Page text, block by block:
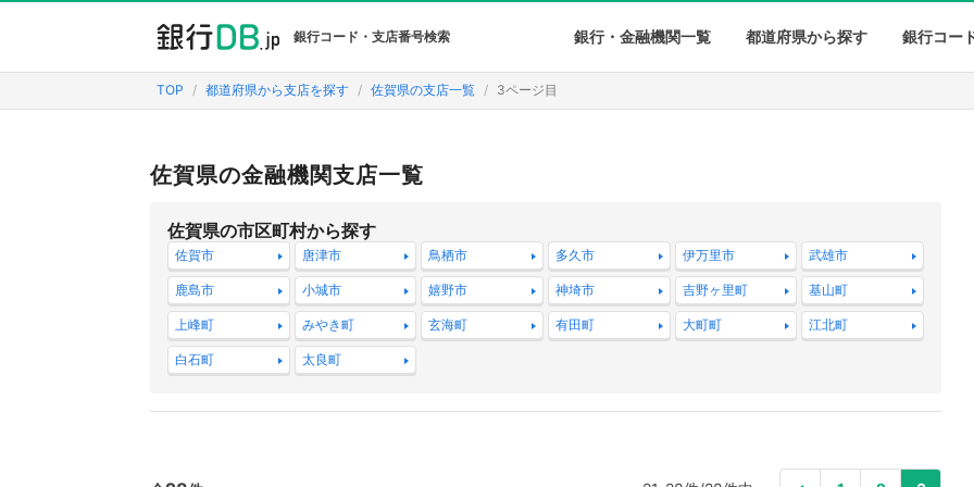
銀行コード・支店番号検索 銀行・金融機関一覧 都道府県から探す 銀行コー
TOP 都道府県から支店を探す 佐賀県の支店一覧 3ページ目
佐賀県の金融機関支店一覧
佐賀県の市区町村から探す
佐賀市 唐津市 鳥栖市 多久市 伊万里市 武雄市
鹿島市 小城市 嬉野市 神埼市 吉野ヶ里町 基山町
上峰町 みやき町 玄海町 有田町 大町町 江北町
白石町 太良町